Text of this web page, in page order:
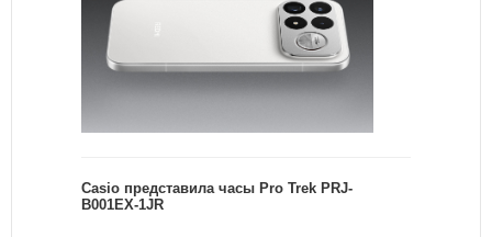
Casio представила часы Pro Trek PRJ-
B001EX-1JR